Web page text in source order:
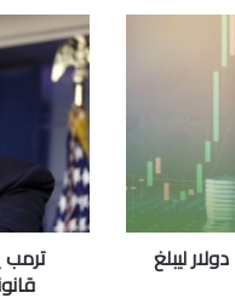
سعر برميل النفط الكويتي يرتفع 1,29 دولار ليبلغ
ترمب
ينتقد
قرار
محكمة
استئناف
بشأن
عدم
قانونية
رسومه
الجمركية..ترمب